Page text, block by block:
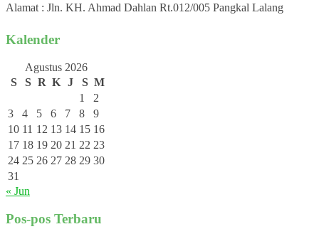
Alamat : Jln. KH. Ahmad Dahlan Rt.012/005 Pangkal Lalang
Kalender
Agustus 2026
S
S R K J S M
1
2
3
4 5 6 7 8
9
10 11 12 13 14 15 16
17 18 19 20 21 22 23
24 25 26 27 28 29 30
31
« Jun
Pos-pos Terbaru